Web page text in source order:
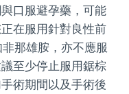
口服避孕藥，可能
在服用針對良性前
那雄胺，亦不應服
至少停止服用鋸棕
術期間以及手術後